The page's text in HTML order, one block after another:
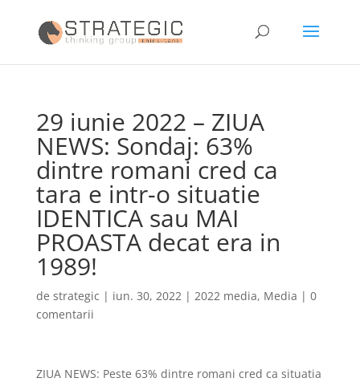
29 iunie 2022 – ZIUA
NEWS: Sondaj: 63%
dintre romani cred ca
tara e intr-o situatie
IDENTICA sau MAI
PROASTA decat era in
1989!
de strategic | iun. 30, 2022| 2022 media, Media | 0
comentarii
ZIUA NEWS: Peste 63% dintre romani cred ca situatia